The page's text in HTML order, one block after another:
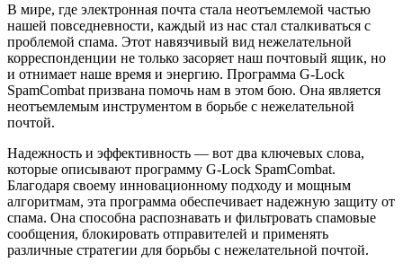
В мире, где электронная почта стала неотъемлемой частью
нашей повседневности, каждый из нас стал сталкиваться с
проблемой спама. Этот навязчивый вид нежелательной
корреспонденции не только засоряет наш почтовый ящик, но
и отнимает наше время и энергию. Программа G-Lock
SpamCombat призвана помочь нам в этом бою. Она является
неотъемлемым инструментом в борьбе с нежелательной
почтой.
Надежность и эффективность — вот два ключевых слова,
которые описывают программу G-Lock SpamCombat.
Благодаря своему инновационному подходу и мощным
алгоритмам, эта программа обеспечивает надежную защиту от
спама. Она способна распознавать и фильтровать спамовые
сообщения, блокировать отправителей и применять
различные стратегии для борьбы с нежелательной почтой.